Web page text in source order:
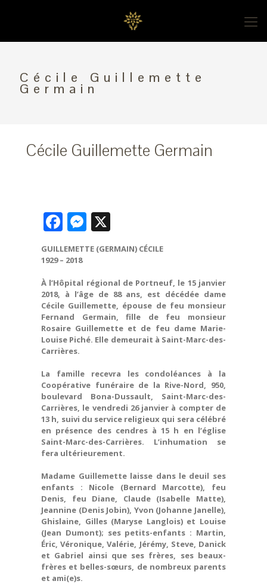
Cécile Guillemette
Germain
Cécile Guillemette Germain
Facebook
Messenger
GUILLEMETTE (GERMAIN) CÉCILE
1929 – 2018
À l’Hôpital régional de Portneuf, le 15 janvier
2018, à l’âge de 88 ans, est décédée dame
Cécile Guillemette, épouse de feu monsieur
Fernand Germain, fille de feu monsieur
Rosaire Guillemette et de feu dame Marie-
Louise Piché. Elle demeurait à Saint-Marc-des-
Carrières.
La famille recevra les condoléances à la
Coopérative funéraire de la Rive-Nord, 950,
boulevard Bona-Dussault, Saint-Marc-des-
Carrières, le vendredi 26 janvier à compter de
13 h, suivi du service religieux qui sera célébré
en présence des cendres à 15 h en l’église
Saint-Marc-des-Carrières. L’inhumation se
fera ultérieurement.
Madame Guillemette laisse dans le deuil ses
enfants : Nicole (Bernard Marcotte), feu
Denis, feu Diane, Claude (Isabelle Matte),
Jeannine (Denis Jobin), Yvon (Johanne Janelle),
Ghislaine, Gilles (Maryse Langlois) et Louise
(Jean Dumont); ses petits-enfants : Martin,
Éric, Véronique, Valérie, Jérémy, Steve, Danick
et Gabriel ainsi que ses frères, ses beaux-
frères et belles-sœurs, de nombreux parents
et ami(e)s.